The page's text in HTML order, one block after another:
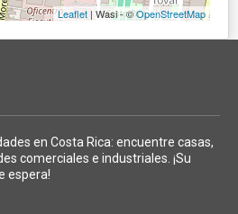
Leaflet | Wasi - ©OpenStreetMap
en Costa Rica: encuentre casas,
comerciales e industriales. ¡Su
espera!